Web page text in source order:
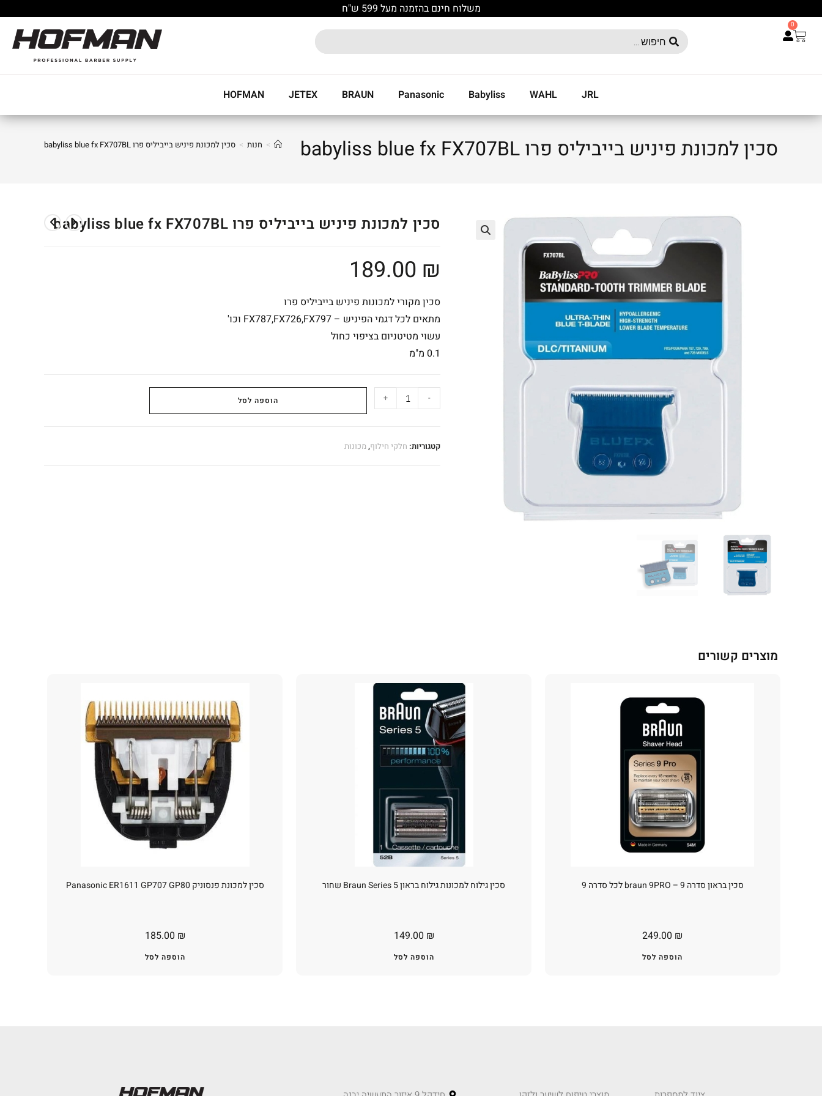
משלוח חינם בהזמנה מעל 599 ש"ח
0
JRL
WAHL
Babyliss
Panasonic
BRAUN
JETEX
HOFMAN
סכין למכונת פיניש בייביליס פרו babyliss blue fx FX707BL > חנות > סכין למכונת פיניש בייביליס פרו babyliss blue fx FX707BL
סכין למכונת פיניש בייביליס פרו babyliss blue fx FX707BL
189.00 ₪
סכין מקורי למכונות פיניש בייביליס פרו
מתאים לכל דגמי הפיניש – FX787,FX726,FX797 וכו'
עשוי מטיטניום בציפוי כחול
0.1 מ"מ
-
+ הוספה לסל
קטגוריות: חלקי חילוף,מכונות
מוצרים קשורים
סכין למכונת פנסוניק Panasonic ER1611 GP707 GP80
185.00 ₪
הוספה לסל
סכין גילוח למכונות גילוח בראון Braun Series 5 שחור
149.00 ₪
הוספה לסל
סכין בראון סדרה 9 – braun 9PRO לכל סדרה 9
249.00 ₪
הוספה לסל